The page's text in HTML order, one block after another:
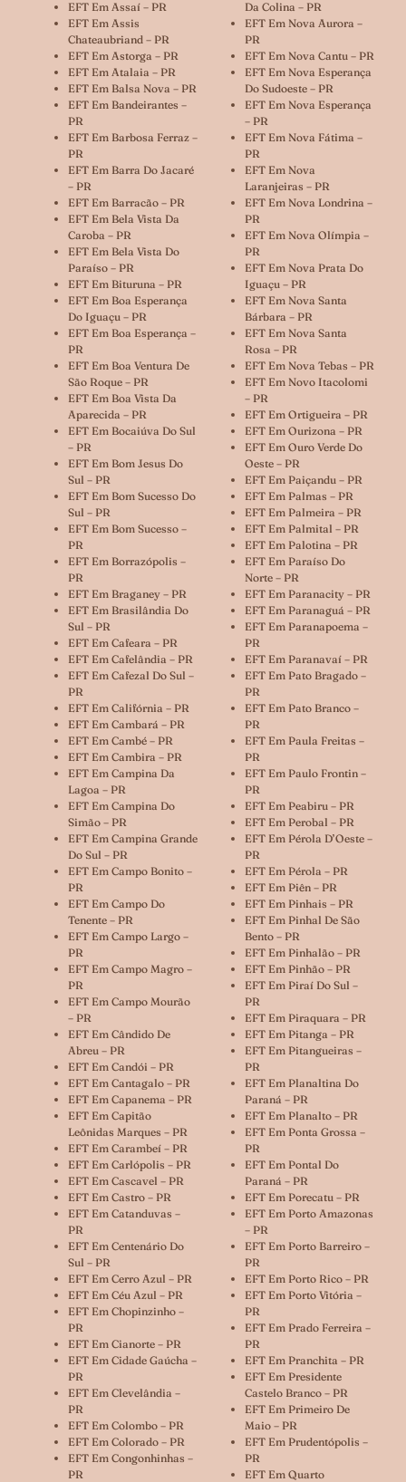
EFT Em Assaí – PR
EFT Em Assis
Chateaubriand – PR
EFT Em Astorga – PR
EFT Em Atalaia – PR
EFT Em Balsa Nova – PR
EFT Em Bandeirantes –
PR
EFT Em Barbosa Ferraz –
PR
EFT Em Barra Do Jacaré
– PR
EFT Em Barracão – PR
EFT Em Bela Vista Da
Caroba – PR
EFT Em Bela Vista Do
Paraíso – PR
EFT Em Bituruna – PR
EFT Em Boa Esperança
Do Iguaçu – PR
EFT Em Boa Esperança –
PR
EFT Em Boa Ventura De
São Roque – PR
EFT Em Boa Vista Da
Aparecida – PR
EFT Em Bocaiúva Do Sul
– PR
EFT Em Bom Jesus Do
Sul – PR
EFT Em Bom Sucesso Do
Sul – PR
EFT Em Bom Sucesso –
PR
EFT Em Borrazópolis –
PR
EFT Em Braganey – PR
EFT Em Brasilândia Do
Sul – PR
EFT Em Cafeara – PR
EFT Em Cafelândia – PR
EFT Em Cafezal Do Sul –
PR
EFT Em Califórnia – PR
EFT Em Cambará – PR
EFT Em Cambé – PR
EFT Em Cambira – PR
EFT Em Campina Da
Lagoa – PR
EFT Em Campina Do
Simão – PR
EFT Em Campina Grande
Do Sul – PR
EFT Em Campo Bonito –
PR
EFT Em Campo Do
Tenente – PR
EFT Em Campo Largo –
PR
EFT Em Campo Magro –
PR
EFT Em Campo Mourão
– PR
EFT Em Cândido De
Abreu – PR
EFT Em Candói – PR
EFT Em Cantagalo – PR
EFT Em Capanema – PR
EFT Em Capitão
Leônidas Marques – PR
EFT Em Carambeí – PR
EFT Em Carlópolis – PR
EFT Em Cascavel – PR
EFT Em Castro – PR
EFT Em Catanduvas –
PR
EFT Em Centenário Do
Sul – PR
EFT Em Cerro Azul – PR
EFT Em Céu Azul – PR
EFT Em Chopinzinho –
PR
EFT Em Cianorte – PR
EFT Em Cidade Gaúcha –
PR
EFT Em Clevelândia –
PR
EFT Em Colombo – PR
EFT Em Colorado – PR
EFT Em Congonhinhas –
PR
Da Colina – PR
EFT Em Nova Aurora –
PR
EFT Em Nova Cantu – PR
EFT Em Nova Esperança
Do Sudoeste – PR
EFT Em Nova Esperança
– PR
EFT Em Nova Fátima –
PR
EFT Em Nova
Laranjeiras – PR
EFT Em Nova Londrina –
PR
EFT Em Nova Olímpia –
PR
EFT Em Nova Prata Do
Iguaçu – PR
EFT Em Nova Santa
Bárbara – PR
EFT Em Nova Santa
Rosa – PR
EFT Em Nova Tebas – PR
EFT Em Novo Itacolomi
– PR
EFT Em Ortigueira – PR
EFT Em Ourizona – PR
EFT Em Ouro Verde Do
Oeste – PR
EFT Em Paiçandu – PR
EFT Em Palmas – PR
EFT Em Palmeira – PR
EFT Em Palmital – PR
EFT Em Palotina – PR
EFT Em Paraíso Do
Norte – PR
EFT Em Paranacity – PR
EFT Em Paranaguá – PR
EFT Em Paranapoema –
PR
EFT Em Paranavaí – PR
EFT Em Pato Bragado –
PR
EFT Em Pato Branco –
PR
EFT Em Paula Freitas –
PR
EFT Em Paulo Frontin –
PR
EFT Em Peabiru – PR
EFT Em Perobal – PR
EFT Em Pérola D’Oeste –
PR
EFT Em Pérola – PR
EFT Em Piên – PR
EFT Em Pinhais – PR
EFT Em Pinhal De São
Bento – PR
EFT Em Pinhalão – PR
EFT Em Pinhão – PR
EFT Em Piraí Do Sul –
PR
EFT Em Piraquara – PR
EFT Em Pitanga – PR
EFT Em Pitangueiras –
PR
EFT Em Planaltina Do
Paraná – PR
EFT Em Planalto – PR
EFT Em Ponta Grossa –
PR
EFT Em Pontal Do
Paraná – PR
EFT Em Porecatu – PR
EFT Em Porto Amazonas
– PR
EFT Em Porto Barreiro –
PR
EFT Em Porto Rico – PR
EFT Em Porto Vitória –
PR
EFT Em Prado Ferreira –
PR
EFT Em Pranchita – PR
EFT Em Presidente
Castelo Branco – PR
EFT Em Primeiro De
Maio – PR
EFT Em Prudentópolis –
PR
EFT Em Quarto